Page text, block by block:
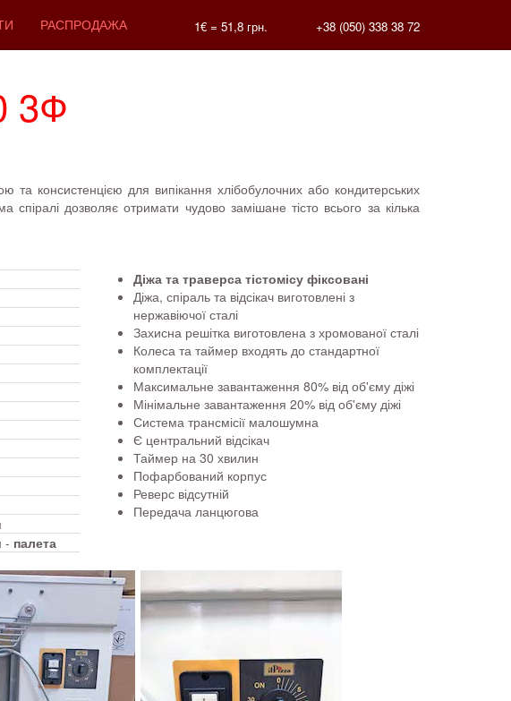
1€ = 51,8 грн. +38 (050) 338 38 72
РАСПРОДАЖА
3Ф
та консистенцією для випікання хлібобулочних або кондитерських
дозволяє отримати чудово замішане тісто всього за кілька
- палета
Діжа та траверса тістомісу фіксовані
Діжа, спіраль та відсікач виготовлені з
нержавіючої сталі
Захисна решітка виготовлена з хромованої сталі
Колеса та таймер входять до стандартної
комплектації
Максимальне завантаження 80% від об'єму діжі
Мінімальне завантаження 20% від об'єму діжі
Система трансмісії малошумна
Є центральний відсікач
Таймер на 30 хвилин
Пофарбований корпус
Реверс відсутній
Передача ланцюгова